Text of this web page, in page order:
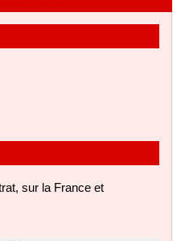
sur la France et